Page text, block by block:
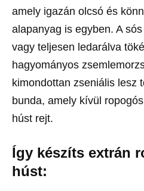
amely igazán olcsó és
alapanyag is egyben. A
vagy teljesen ledarálva
hagyományos
kimondottan zseniális lesz
bunda, amely kívül
húst rejt.
Így készíts extrán
húst: